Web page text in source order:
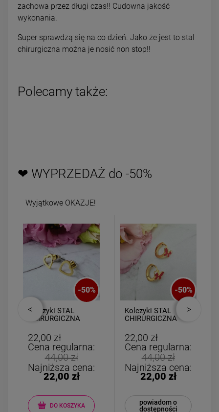
zachowa przez długi czas!! Cudowna jakość
wykonania.
Super sprawdzą się na co dzień. Jako że jest to stal
chirurgiczna można je nosić non stop!!
Polecamy także:
❤ WYPRZEDAŻ do -50%
Wyjątkowe OKAZJE!
-50%
Kolczyki STAL
CHIRURGICZNA
cm
22,00 zł
Cena regularna:
44,00 zł
Najniższa cena:
22,00 zł
DO KOSZYKA
-50%
Kolczyki STAL
CHIRURGICZNA
dziewczynek
czerwony motylek
22,00 zł
Cena regularna:
44,00 zł
Najniższa cena:
22,00 zł
powiadom o
dostępności